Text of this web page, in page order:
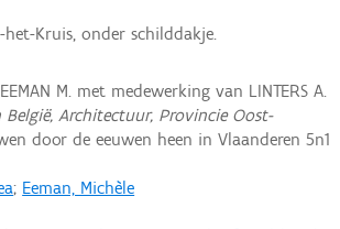
Kruis, onder schilddakje.
M. met medewerking van LINTERS A.
Architectuur, Provincie Oost-
door de eeuwen heen in Vlaanderen 5n1
; Eeman, Michèle